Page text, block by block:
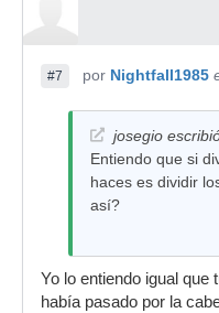
#7 por Nightfall1985
josegio
Entiendo que si
haces es dividir
así?
Yo lo entiendo igual que
había pasado por la